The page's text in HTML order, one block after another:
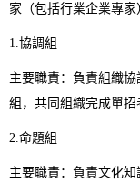
家（包括行業企業專家
1.協調組
主要職責：負責組織
組，共同組織完成單招
2.命題組
主要職責：負責文化知